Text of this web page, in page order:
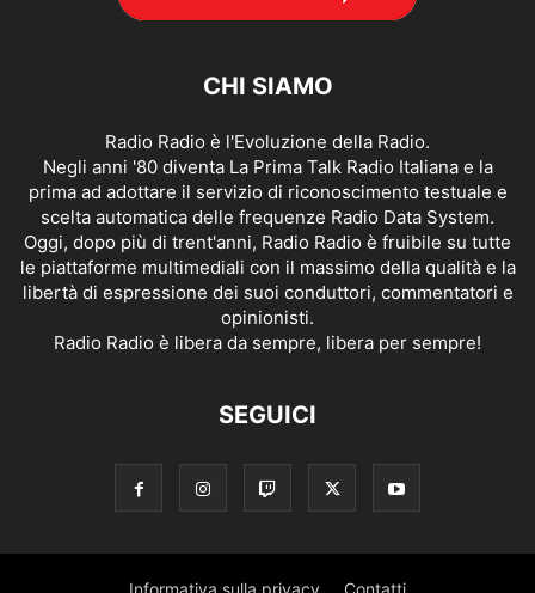
CHI SIAMO
Radio Radio è l'Evoluzione della Radio.
Negli anni '80 diventa La Prima Talk Radio Italiana e la
prima ad adottare il servizio di riconoscimento testuale e
scelta automatica delle frequenze Radio Data System.
Oggi, dopo più di trent'anni, Radio Radio è fruibile su tutte
le piattaforme multimediali con il massimo della qualità e la
libertà di espressione dei suoi conduttori, commentatori e
opinionisti.
Radio Radio è libera da sempre, libera per sempre!
SEGUICI
Informativa sulla privacy Contatti